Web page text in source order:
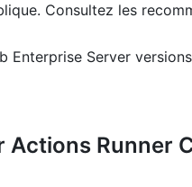
Consultez les
Enterprise Server
Runner